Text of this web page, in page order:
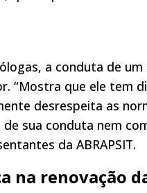
a conduta de
“Mostra que ele tem
desrespeita as
sua conduta nem
da ABRAPSIT.
na renovação